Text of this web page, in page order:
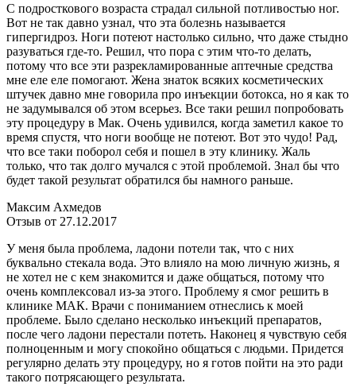
С подросткового возраста страдал сильной потливостью ног.
Вот не так давно узнал, что эта болезнь называется
гипергидроз. Ноги потеют настолько сильно, что даже стыдно
разуваться где-то. Решил, что пора с этим что-то делать,
потому что все эти разрекламированные аптечные средства
мне еле еле помогают. Жена знаток всяких косметических
штучек давно мне говорила про инъекции ботокса, но я как то
не задумывался об этом всерьез. Все таки решил попробовать
эту процедуру в Мак. Очень удивился, когда заметил какое то
время спустя, что ноги вообще не потеют. Вот это чудо! Рад,
что все таки поборол себя и пошел в эту клинику. Жаль
только, что так долго мучался с этой проблемой. Знал бы что
будет такой результат обратился бы намного раньше.
Максим Ахмедов
Отзыв от 27.12.2017
У меня была проблема, ладони потели так, что с них
буквально стекала вода. Это влияло на мою личную жизнь, я
не хотел не с кем знакомится и даже общаться, потому что
очень комплексовал из-за этого. Проблему я смог решить в
клинике МАК. Врачи с пониманием отнеслись к моей
проблеме. Было сделано несколько инъекций препаратов,
после чего ладони перестали потеть. Наконец я чувствую себя
полноценным и могу спокойно общаться с людьми. Придется
регулярно делать эту процедуру, но я готов пойти на это ради
такого потрясающего результата.